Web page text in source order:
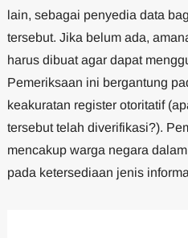
lain, sebagai penyedia data
tersebut. Jika belum ada,
harus dibuat agar dapat
Pemeriksaan ini bergantung
keakuratan register otoritatif
tersebut telah diverifikasi?).
mencakup warga negara
pada ketersediaan jenis